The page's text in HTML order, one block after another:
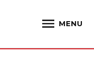
MENU